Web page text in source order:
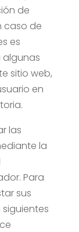
de
caso de
es
sitio web,
en
las
la
Para
sus